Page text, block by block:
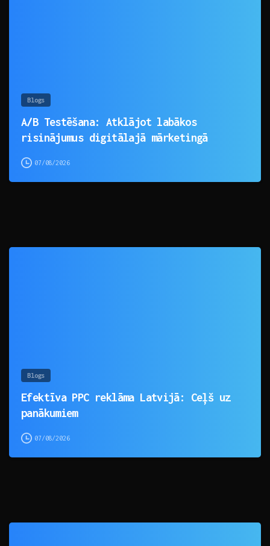
Blogs
A/B Testēšana: Atklājot labākos
risinājumus digitālajā mārketingā
07/08/2026
Blogs
Efektīva PPC reklāma Latvijā: Ceļš uz
panākumiem
07/08/2026